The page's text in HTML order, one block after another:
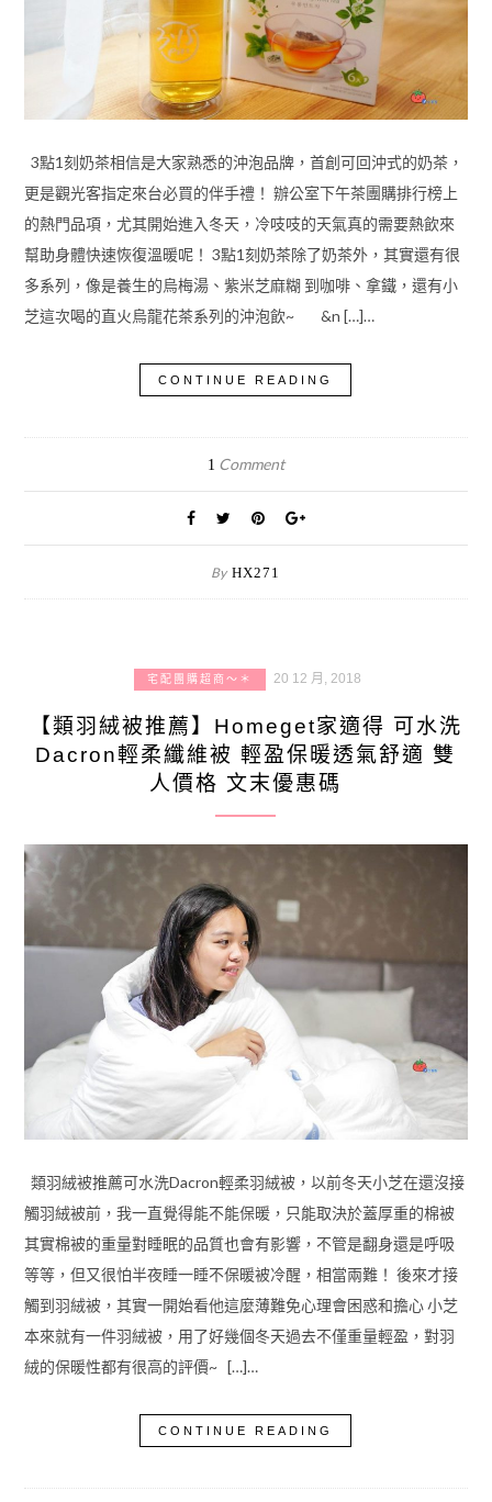
3點1刻奶茶相信是大家熟悉的沖泡品牌，首創可回沖式的奶茶，
更是觀光客指定來台必買的伴手禮！ 辦公室下午茶團購排行榜上
的熱門品項，尤其開始進入冬天，冷吱吱的天氣真的需要熱飲來
幫助身體快速恢復溫暖呢！ 3點1刻奶茶除了奶茶外，其實還有很
多系列，像是養生的烏梅湯、紫米芝麻糊 到咖啡、拿鐵，還有小
芝這次喝的直火烏龍花茶系列的沖泡飲~ &n […]…
CONTINUE READING
1 Comment
By HX271
宅配團購超商～＊ 20 12 月, 2018
【類羽絨被推薦】Homeget家適得 可水洗
Dacron輕柔纖維被 輕盈保暖透氣舒適 雙
人價格 文末優惠碼
類羽絨被推薦可水洗Dacron輕柔羽絨被，以前冬天小芝在還沒接
觸羽絨被前，我一直覺得能不能保暖，只能取決於蓋厚重的棉被
其實棉被的重量對睡眠的品質也會有影響，不管是翻身還是呼吸
等等，但又很怕半夜睡一睡不保暖被冷醒，相當兩難！ 後來才接
觸到羽絨被，其實一開始看他這麼薄難免心理會困惑和擔心 小芝
本來就有一件羽絨被，用了好幾個冬天過去不僅重量輕盈，對羽
絨的保暖性都有很高的評價~ […]…
CONTINUE READING